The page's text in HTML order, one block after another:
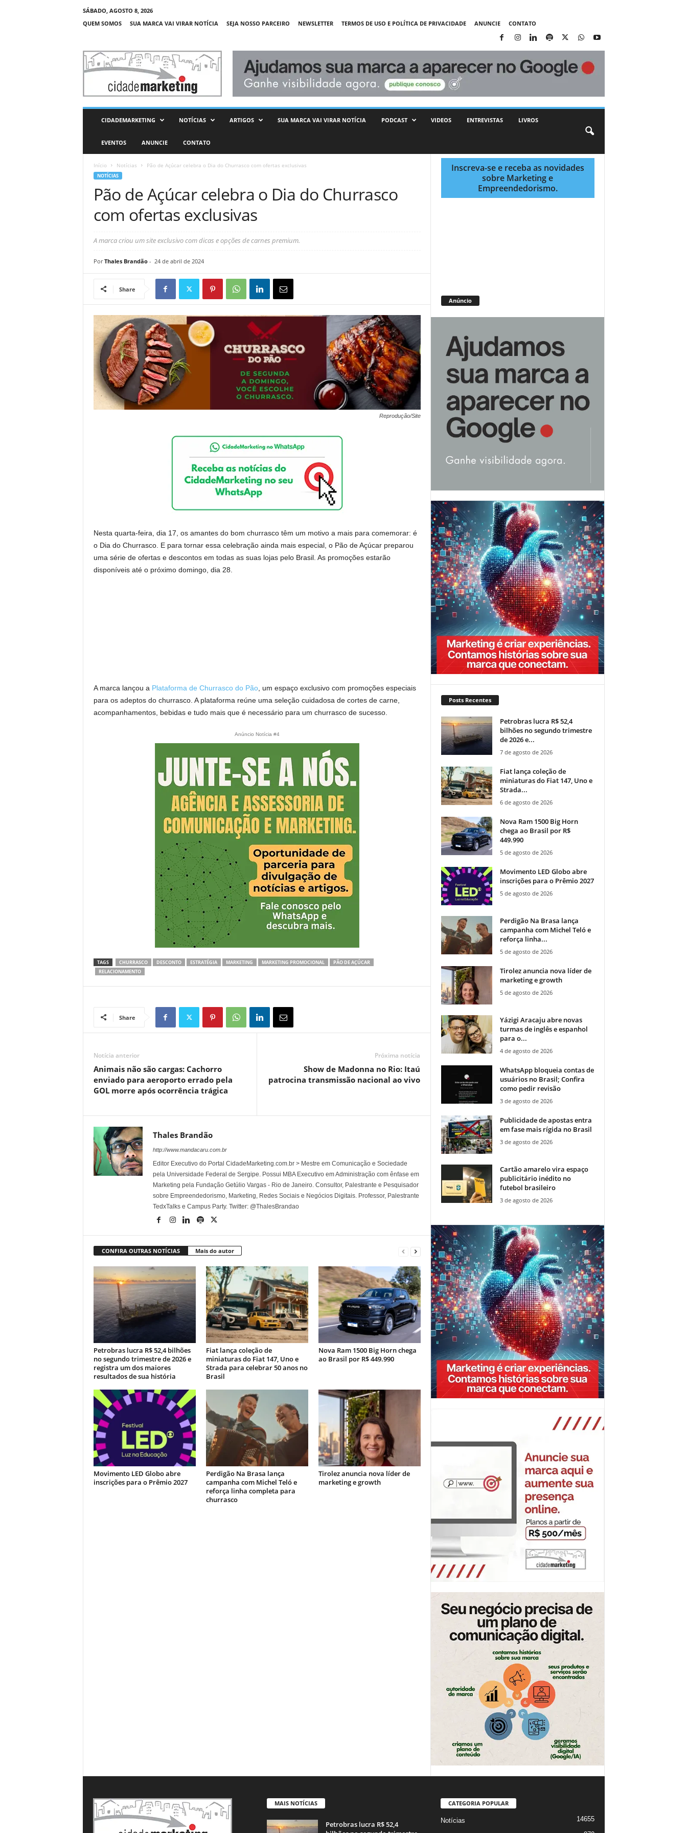
SÁBADO, AGOSTO 8, 2026
QUEM SOMOS
SUA MARCA VAI VIRAR NOTÍCIA SEJA NOSSO PARCEIRO NEWSLETTER TERMOS DE USO E POLÍTICA DE PRIVACIDADE ANUNCIE CONTATO
C
d
CIDADEMARKETING NOTÍCIAS ARTIGOS SUA MARCA VAI VIRAR NOTÍCIA PODCAST VIDEOS ENTREVISTAS LIVROS
EVENTOS ANUNCIE CONTATO
Início Notícias Pão de Açúcar celebra o Dia do Churrasco com ofertas exclusivas
NOTÍCIAS
Pão de Açúcar celebra o Dia do Churrasco
com ofertas exclusivas
A marca criou um site exclusivo com dicas e opções de carnes premium.
Por Thales Brandão- 24 de abril de 2024
Share
Reprodução/Site
Nesta quarta-feira, dia 17, os amantes do bom churrasco têm um motivo a mais para comemorar: é
o Dia do Churrasco. E para tornar essa celebração ainda mais especial, o Pão de Açúcar preparou
uma série de ofertas e descontos em todas as suas lojas pelo Brasil. As promoções estarão
disponíveis até o próximo domingo, dia 28.
A marca lançou a Plataforma de Churrasco do Pão, um espaço exclusivo com promoções especiais
para os adeptos do churrasco. A plataforma reúne uma seleção cuidadosa de cortes de carne,
acompanhamentos, bebidas e tudo mais que é necessário para um churrasco de sucesso.
Anúncio Notícia #4
TAGS CHURRASCO DESCONTO ESTRATÉGIA MARKETING MARKETING PROMOCIONAL
PÃO DE AÇÚCAR
RELACIONAMENTO
Share
Notícia anterior
Animais não são cargas: Cachorro
enviado para aeroporto errado pela
GOL morre após ocorrência trágica
Próxima notícia
Show de Madonna no Rio: Itaú
patrocina transmissão nacional ao vivo
Thales Brandão
http://www.mandacaru.com.br
Editor Executivo do Portal CidadeMarketing.com.br > Mestre em Comunicação e Sociedade
pela Universidade Federal de Sergipe. Possui MBA Executivo em Administração com ênfase em
Marketing pela Fundação Getúlio Vargas - Rio de Janeiro. Consultor, Palestrante e Pesquisador
sobre Empreendedorismo, Marketing, Redes Sociais e Negócios Digitais. Professor, Palestrante
TedxTalks e Campus Party. Twitter: @ThalesBrandao
CONFIRA OUTRAS NOTÍCIAS Mais do autor
Petrobras lucra R$ 52,4 bilhões
no segundo trimestre de 2026 e
registra um dos maiores
resultados de sua história
Fiat lança coleção de
miniaturas do Fiat 147, Uno e
Strada para celebrar 50 anos no
Brasil
Nova Ram 1500 Big Horn chega
ao Brasil por R$ 449.990
Movimento LED Globo abre
inscrições para o Prêmio 2027
Perdigão Na Brasa lança
campanha com Michel Teló e
reforça linha completa para
churrasco
Tirolez anuncia nova líder de
marketing e growth
Inscreva-se e receba as novidades
sobre Marketing e
Empreendedorismo.
Anúncio
Posts Recentes
Petrobras lucra R$ 52,4
bilhões no segundo trimestre
de 2026 e...
7 de agosto de 2026
Fiat lança coleção de
miniaturas do Fiat 147, Uno e
Strada...
6 de agosto de 2026
Nova Ram 1500 Big Horn
chega ao Brasil por R$
449.990
5 de agosto de 2026
Movimento LED Globo abre
inscrições para o Prêmio 2027
5 de agosto de 2026
Perdigão Na Brasa lança
campanha com Michel Teló e
reforça linha...
5 de agosto de 2026
Tirolez anuncia nova líder de
marketing e growth
5 de agosto de 2026
Yázigi Aracaju abre novas
turmas de inglês e espanhol
para o...
4 de agosto de 2026
WhatsApp bloqueia contas de
usuários no Brasil; Confira
como pedir revisão
3 de agosto de 2026
Publicidade de apostas entra
em fase mais rígida no Brasil
3 de agosto de 2026
Cartão amarelo vira espaço
publicitário inédito no
futebol brasileiro
3 de agosto de 2026
MAIS NOTÍCIAS
Petrobras lucra R$ 52,4
CATEGORIA POPULAR
Notícias 14655